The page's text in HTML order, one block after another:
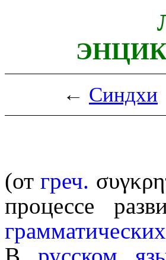
← Синдхи
(отгреч.
процессе
грамматических